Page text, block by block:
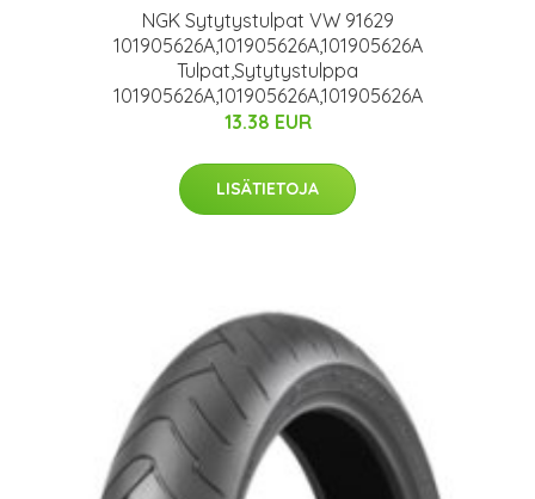
NGK Sytytystulpat VW 91629
101905626A,101905626A,101905626A
Tulpat,Sytytystulppa
101905626A,101905626A,101905626A
13.38 EUR
LISÄTIETOJA